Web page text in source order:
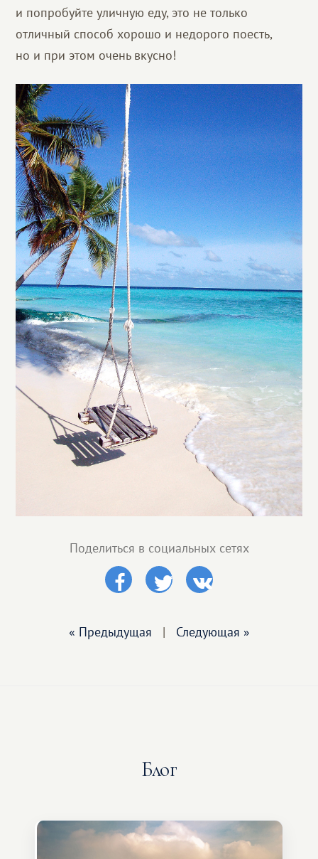
и попробуйте уличную еду, это не только
отличный способ хорошо и недорого поесть,
но и при этом очень вкусно!
Поделиться в социальных сетях
« Предыдущая | Следующая »
Блог